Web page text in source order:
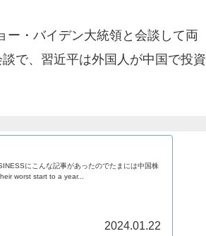
ー・バイデン大統領と会談して両
で、習近平は外国人が中国で投資
にこんな記事があったのでたまには中国株
worst start to a year...
2024.01.22